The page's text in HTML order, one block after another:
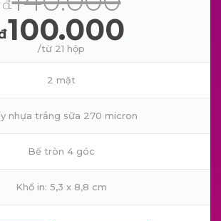
đ
100.000
/từ 21 hộp
2 mặt
nhựa trắng sữa 270 micron
Bế tròn 4 góc
Khổ in: 5,3 x 8,8 cm